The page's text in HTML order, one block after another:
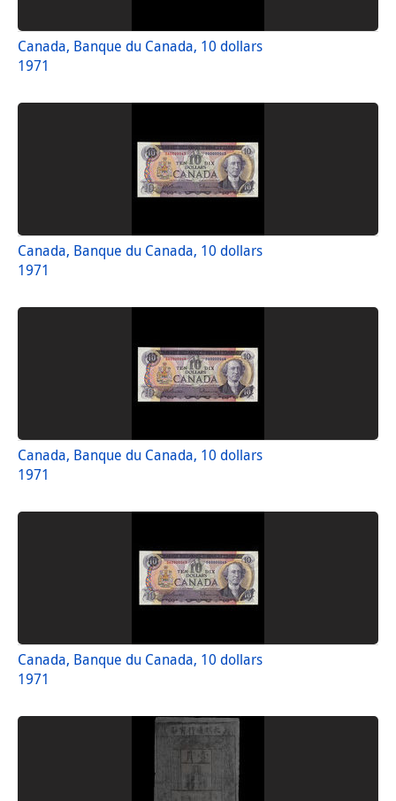
Canada, Banque du Canada, 10 dollars
1971
Canada, Banque du Canada, 10 dollars
1971
Canada, Banque du Canada, 10 dollars
1971
Canada, Banque du Canada, 10 dollars
1971